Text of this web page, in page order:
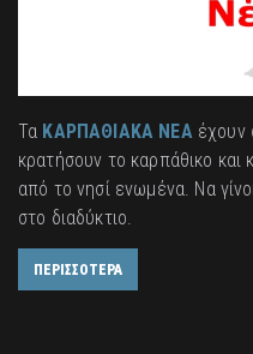
Τα ΚΑΡΠΑΘΙΑΚΑ ΝΕΑέχουν
κρατήσουν το καρπάθικο και
από το νησί ενωμένα. Να
στο διαδύκτιο.
ΠΕΡΙΣΣΟΤΕΡΑ